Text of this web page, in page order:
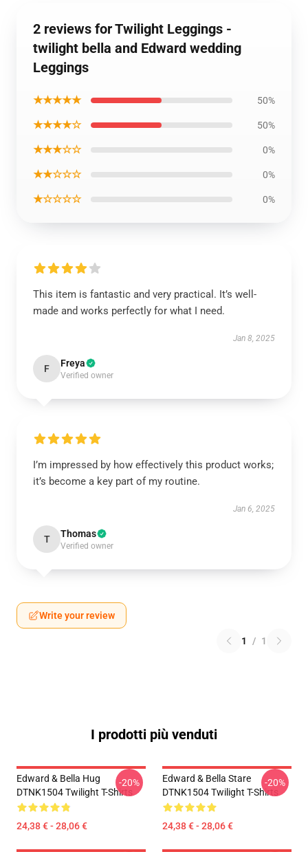
2 reviews for Twilight Leggings -
twilight bella and Edward wedding
Leggings
★★★★★ 50%
★★★★☆ 50%
★★★☆☆ 0%
★★☆☆☆ 0%
★☆☆☆☆ 0%
This item is fantastic and very practical. It’s well-
made and works perfectly for what I need.
Jan 8, 2025
F Freya
Verified owner
I’m impressed by how effectively this product works;
it’s become a key part of my routine.
Jan 6, 2025
T Thomas
Verified owner
Write your review
1 / 1
I prodotti più venduti
Edward & Bella Hug
DTNK1504 Twilight T-Shirts
24,38 € - 28,06 €
-20%
Edward & Bella Stare
DTNK1504 Twilight T-Shirts
24,38 € - 28,06 €
-20%